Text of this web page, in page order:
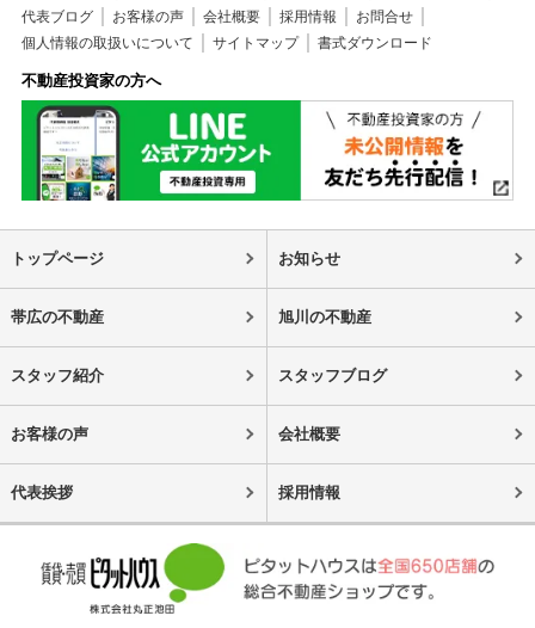
代表ブログ
お客様の声 会社概要 採用情報
お問合せ
個人情報の取扱いについて
サイトマップ 書式ダウンロード
不動産投資家の方へ
トップページ お知らせ
帯広の不動産 旭川の不動産
スタッフ紹介 スタッフブログ
お客様の声 会社概要
代表挨拶 採用情報